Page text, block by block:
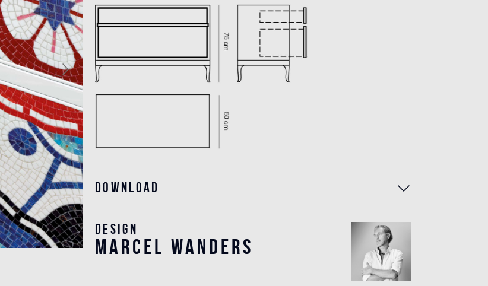
Download
Design
marcel wanders